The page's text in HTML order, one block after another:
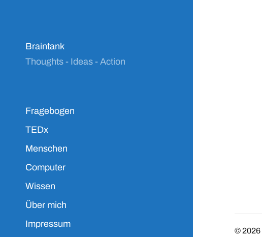
Braintank
Thoughts - Ideas - Action
Fragebogen
TEDx
Menschen
Computer
Wissen
Über mich
Impressum
© 2026